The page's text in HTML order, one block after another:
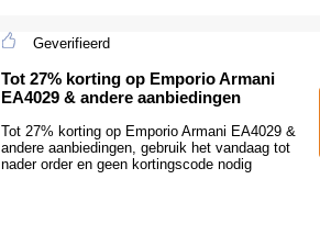
Geverifieerd
Tot 27% korting op Emporio Armani
EA4029 & andere aanbiedingen
Tot 27% korting op Emporio Armani EA4029 &
andere aanbiedingen, gebruik het vandaag tot
nader order en geen kortingscode nodig